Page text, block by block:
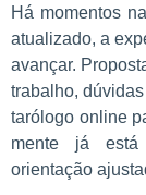
Há momentos
atualizado, a
avançar.
trabalho,
tarólogo online
mente já está
orientação